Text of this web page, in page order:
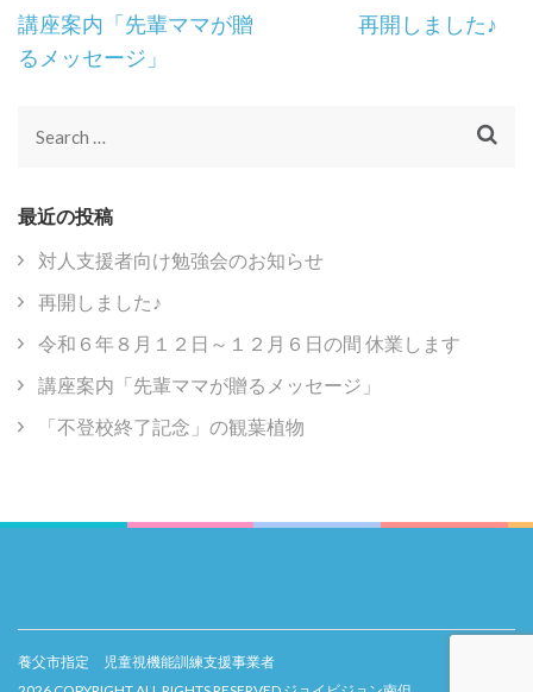
Post
Navigation
講座案内「先輩ママが贈
るメッセージ」
再開しました♪
Search
最近の投稿
対人支援者向け勉強会のお知らせ
再開しました♪
令和６年８月１２日～１２月６日の間 休業します
講座案内「先輩ママが贈るメッセージ」
「不登校終了記念」の観葉植物
養父市指定 児童視機能訓練支援事業者